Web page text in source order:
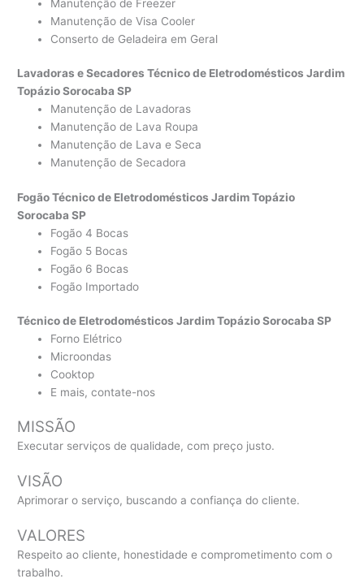
Manutenção de Freezer
Manutenção de Visa Cooler
Conserto de Geladeira em Geral
Lavadoras e Secadores Técnico de Eletrodomésticos Jardim
Topázio Sorocaba SP
Manutenção de Lavadoras
Manutenção de Lava Roupa
Manutenção de Lava e Seca
Manutenção de Secadora
Fogão Técnico de Eletrodomésticos Jardim Topázio
Sorocaba SP
Fogão 4 Bocas
Fogão 5 Bocas
Fogão 6 Bocas
Fogão Importado
Técnico de Eletrodomésticos Jardim Topázio Sorocaba SP
Forno Elétrico
Microondas
Cooktop
E mais, contate-nos
MISSÃO
Executar serviços de qualidade, com preço justo.
VISÃO
Aprimorar o serviço, buscando a confiança do cliente.
VALORES
Respeito ao cliente, honestidade e comprometimento com o
trabalho.